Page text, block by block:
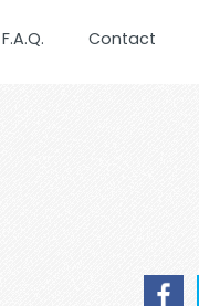
F.A.Q. Contact